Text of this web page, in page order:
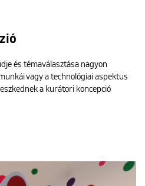
és témaválasztása nagyon
vagy a technológiai aspektus
a kurátori koncepció